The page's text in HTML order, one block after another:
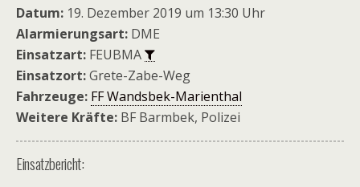
Datum: 19. Dezember 2019 um 13:30 Uhr
Alarmierungsart: DME
Einsatzart: FEUBMA
Einsatzort:Grete-Zabe-Weg
Fahrzeuge: FF Wandsbek-Marienthal
Weitere Kräfte: BF Barmbek, Polizei
Einsatzbericht: